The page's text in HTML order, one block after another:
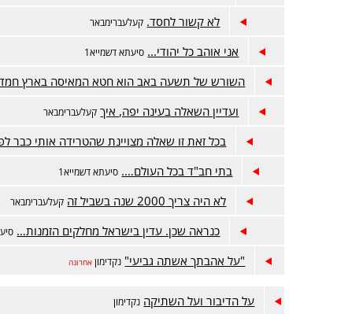
לא קשור לחסד. קעלעברימבאר
אני אוהב כל יהודי... סיעתא דשמייא1
השורש של תשעה באב הוא חטא המאיסה בארץ
ועדיין השאלה בעינה יפה, איך קעלעברימבאר
בכל זאת זו שאלה מצויינת שהטרידה אותי כבר
בתי חב"ד בכל העולם…. סיעתא דשמייא1
לא היה צריך 2000 שנה בשביל זה קעלעברימבאר
כנראה שכן. עדין בישראל מחלקים הזמנות…
"על אהבתך אשתה גביעי" נקדימון אחרונה
על הדיבור ועל השתיקה נקדימון